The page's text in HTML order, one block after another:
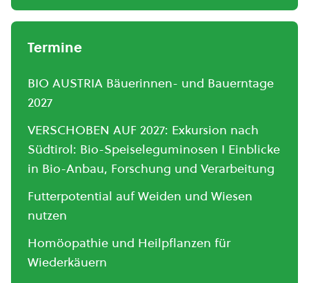
Termine
BIO AUSTRIA Bäuerinnen- und Bauerntage
2027
VERSCHOBEN AUF 2027: Exkursion nach
Südtirol: Bio-Speiseleguminosen I Einblicke
in Bio-Anbau, Forschung und Verarbeitung
Futterpotential auf Weiden und Wiesen
nutzen
Homöopathie und Heilpflanzen für
Wiederkäuern